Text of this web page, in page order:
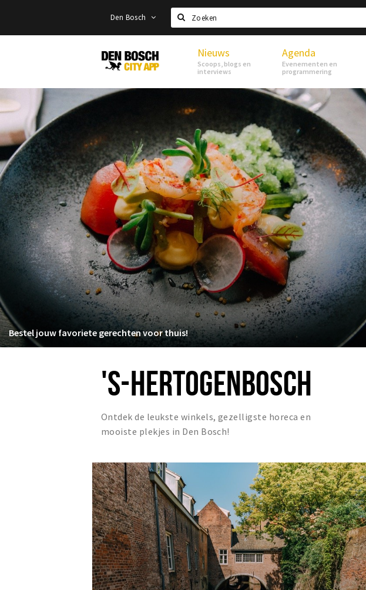
Den Bosch
Zoeken
Den
Bosch
Nieuws
Scoops, blogs en
interviews
Agenda
Evenementen en
programmering
Bestel jouw favoriete gerechten voor thuis!
'S-HERTOGENBOSCH
Ontdek de leukste winkels, gezelligste horeca en
mooiste plekjes in Den Bosch!